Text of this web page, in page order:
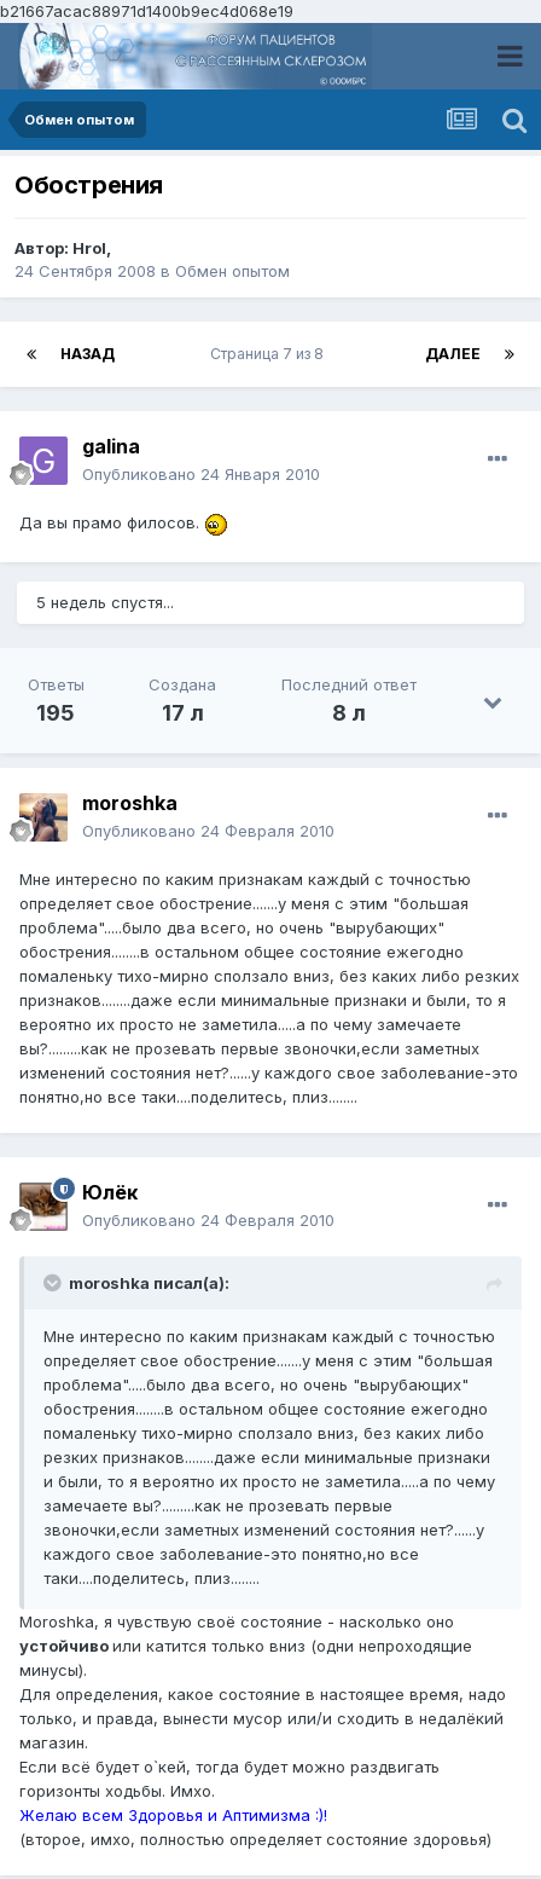
b21667acac88971d1400b9ec4d068e19
Обмен опытом
Обострения
Автор: HroI,
24 Сентября 2008 в Обмен опытом
НАЗАД ДАЛЕЕ
Страница 7 из 8
galina
Опубликовано 24 Января 2010
Да вы прамо филосов.
5 недель спустя...
Ответы
195
Создана
17 л
Последний ответ
8 л
moroshka
Опубликовано 24 Февраля 2010
Мне интересно по каким признакам каждый с точностью
определяет свое обострение.......у меня с этим "большая
проблема".....было два всего, но очень "вырубающих"
обострения........в остальном общее состояние ежегодно
помаленьку тихо-мирно сползало вниз, без каких либо резких
признаков........даже если минимальные признаки и были, то я
вероятно их просто не заметила.....а по чему замечаете
вы?.........как не прозевать первые звоночки,если заметных
изменений состояния нет?......у каждого свое заболевание-это
понятно,но все таки....поделитесь, плиз........
Юлёк
Опубликовано 24 Февраля 2010
moroshka писал(а):
Мне интересно по каким признакам каждый с точностью
определяет свое обострение.......у меня с этим "большая
проблема".....было два всего, но очень "вырубающих"
обострения........в остальном общее состояние ежегодно
помаленьку тихо-мирно сползало вниз, без каких либо
резких признаков........даже если минимальные признаки
и были, то я вероятно их просто не заметила.....а по чему
замечаете вы?.........как не прозевать первые
звоночки,если заметных изменений состояния нет?......у
каждого свое заболевание-это понятно,но все
таки....поделитесь, плиз........
Moroshka, я чувствую своё состояние - насколько оно
устойчивоили катится только вниз (одни непроходящие
минусы).
Для определения, какое состояние в настоящее время, надо
только, и правда, вынести мусор или/и cходить в недалёкий
магазин.
Если всё будет о`кей, тогда будет можно раздвигать
горизонты ходьбы. Имхо.
Желаю всем Здоровья и Аптимизма :)!
(второе, имхо, полностью определяет состояние здоровья)